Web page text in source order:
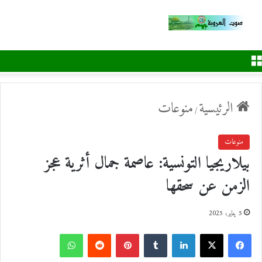
الرئيسية/منوعات
منوعات
بيلاريجيا التونسية: عاصمة جمال أثرية عجز
الزمن عن سحقها
5 يناير، 2025